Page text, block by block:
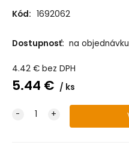
Kód: 1692062
Dostupnosť: na objednávku
4.42€ bez DPH
5.44 € ks